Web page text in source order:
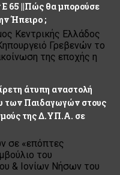
Ε 65 ||Πώς θα μπορούσε
Ήπειρο ;
Κεντρικής Ελλάδος
Γρεβενών το
της εποχής η
άτυπη αναστολή
των Παιδαγωγών στους
της Δ.ΥΠ.Α. σε
σε «επόπτες
του
& Ιονίων Νήσων του